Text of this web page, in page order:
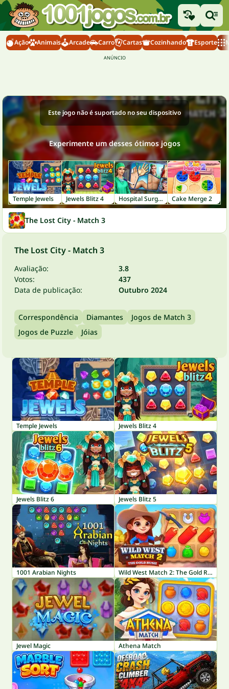
Ação Animais Arcade Carro Cartas Cozinhando Esporte
Este jogo não é suportado no seu dispositivo
Experimente um desses ótimos jogos
Temple Jewels Jewels Blitz 4 Hospital Surgeon: Doctor Game Cake Merge 2
The Lost City - Match 3
The Lost City - Match 3
Avaliação:
3.8
Votos:
437
Data de publicação:
Outubro 2024
Correspondência Diamantes
Jogos de Match 3
Jogos de Puzzle
Jóias
Temple Jewels Jewels Blitz 4
Jewels Blitz 6 Jewels Blitz 5
1001 Arabian Nights Wild West Match 2: The Gold Rush
Jewel Magic Athena Match